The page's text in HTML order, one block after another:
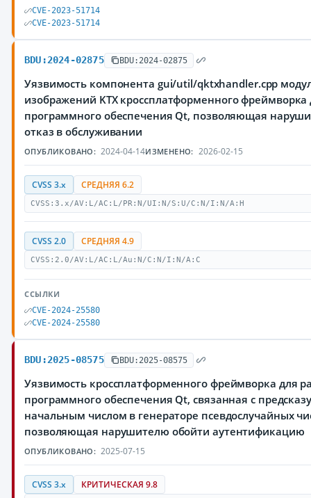
CVE-2023-51714
CVE-2023-51714
BDU:2024-02875 BDU:2024-02875
Уязвимость компонента gui/util/qktxhandler.cpp
изображений KTX кроссплатформенного фреймворка
программного обеспечения Qt, позволяющая
отказ в обслуживании
ОПУБЛИКОВАНО: 2024-04-14ИЗМЕНЕНО: 2026-02-15
CVSS 3.x СРЕДНЯЯ 6.2
CVSS:3.x/AV:L/AC:L/PR:N/UI:N/S:U/C:N/I:N/A:H
CVSS 2.0 СРЕДНЯЯ 4.9
CVSS:2.0/AV:L/AC:L/Au:N/C:N/I:N/A:C
ССЫЛКИ
CVE-2024-25580
CVE-2024-25580
BDU:2025-08575 BDU:2025-08575
Уязвимость кроссплатформенного фреймворка для
программного обеспечения Qt, связанная с
начальным числом в генераторе псевдослучайных
позволяющая нарушителю обойти аутентификацию
ОПУБЛИКОВАНО: 2025-07-15
CVSS 3.x КРИТИЧЕСКАЯ 9.8